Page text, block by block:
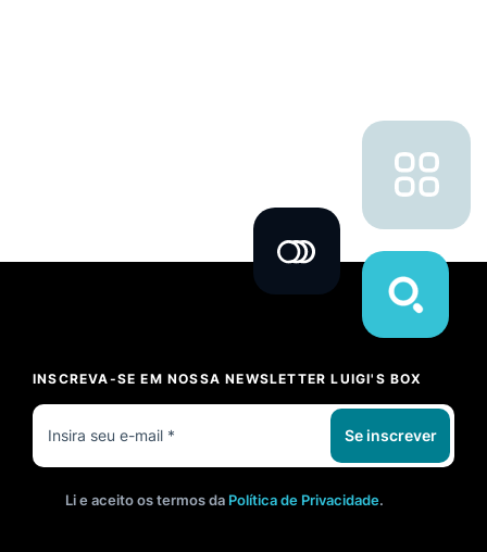
INSCREVA-SE EM NOSSA NEWSLETTER LUIGI'S BOX
Se inscrever
Li e aceito os termos da Política de Privacidade.